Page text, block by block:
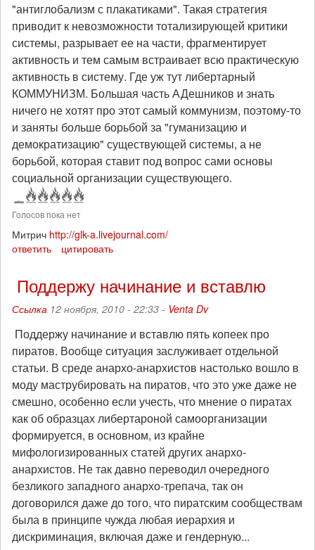
"антиглобализм с плакатиками". Такая стратегия
приводит к невозможности тотализирующей критики
системы, разрывает ее на части, фрагментирует
активность и тем самым встраивает всю практическую
активность в систему. Где уж тут либертарный
КОММУНИЗМ. Большая часть АДешников и знать
ничего не хотят про этот самый коммунизм, поэтому-то
и заняты больше борьбой за "гуманизацию и
демократизацию" существующей системы, а не
борьбой, которая ставит под вопрос сами основы
социальной организации существующего.
Голосов пока нет
Митрич http://glk-a.livejournal.com/
ответить
цитировать
Поддержу начинание и вставлю
Ссылка 12 ноября, 2010 - 22:33 - Venta Dv
Поддержу начинание и вставлю пять копеек про
пиратов. Вообще ситуация заслуживает отдельной
статьи. В среде анархо-анархистов настолько вошло в
моду маструбировать на пиратов, что это уже даже не
смешно, особенно если учесть, что мнение о пиратах
как об образцах либертароной самоорганизации
формируется, в основном, из крайне
мифологизированных статей других анархо-
анархистов. Не так давно переводил очередного
безликого западного анархо-трепача, так он
договорился даже до того, что пиратским сообществам
была в принципе чужда любая иерархия и
дискриминация, включая даже и гендерную...